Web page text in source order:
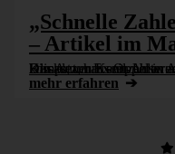
„Schnelle
– Artikel im
Das Autohaus Oppel in Ansbach nutzt DeltaMaster von Bissantz, um sein Unternehmen effizienter zu
mehr erfahren